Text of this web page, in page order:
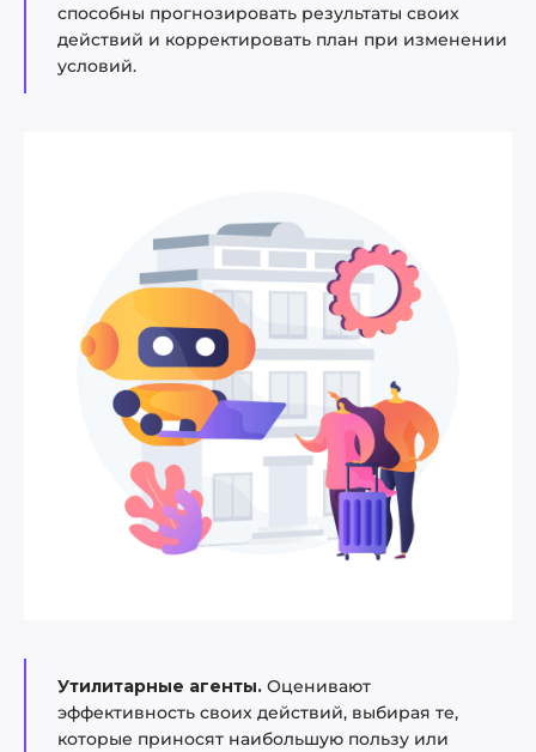
способны прогнозировать результаты своих
действий и корректировать план при изменении
условий.
Утилитарные агенты. Оценивают
эффективность своих действий, выбирая те,
которые приносят наибольшую пользу или